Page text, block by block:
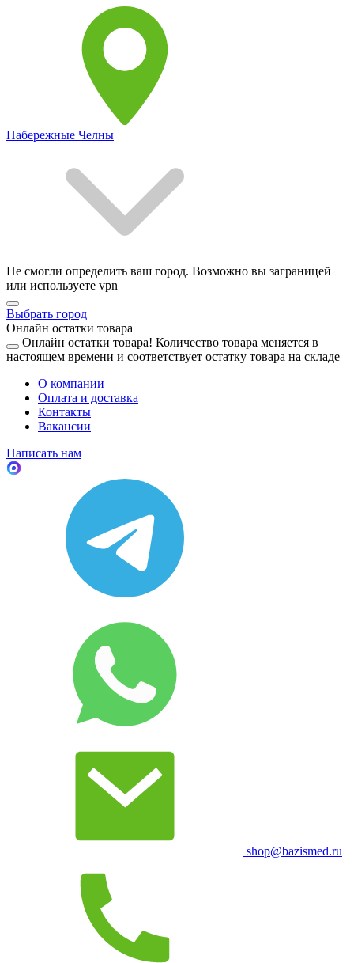
Набережные Челны
Не смогли определить ваш город. Возможно вы заграницей
или используете vpn
Выбрать город
Онлайн остатки товара
Онлайн остатки товара! Количество товара меняется в
настоящем времени и соответствует остатку товара на складе
О компании
Оплата и доставка
Контакты
Вакансии
Написать нам
shop@bazismed.ru